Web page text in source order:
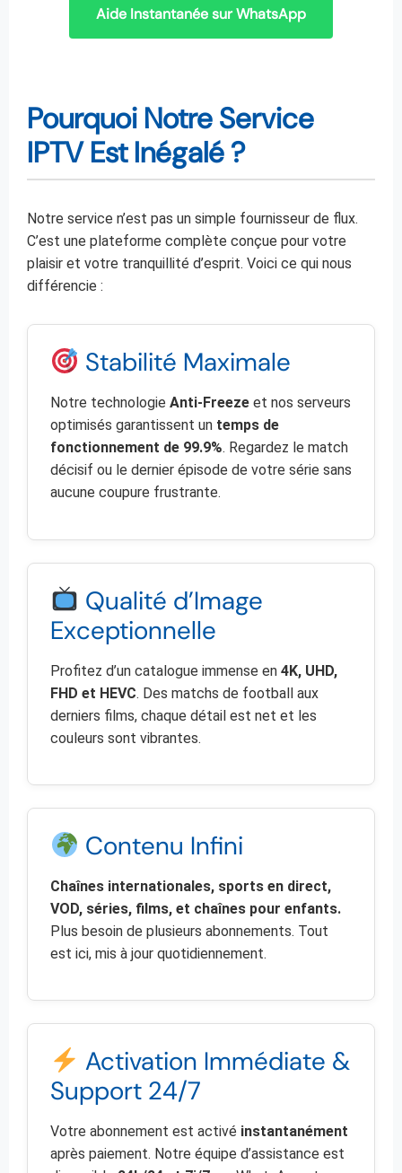
Aide Instantanée sur WhatsApp
Pourquoi Notre Service
IPTV Est Inégalé ?
Notre service n’est pas un simple fournisseur de flux.
C’est une plateforme complète conçue pour votre
plaisir et votre tranquillité d’esprit. Voici ce qui nous
différencie :
Stabilité Maximale
Notre technologie Anti-Freeze et nos serveurs
optimisés garantissent un temps de
fonctionnement de 99.9%. Regardez le match
décisif ou le dernier épisode de votre série sans
aucune coupure frustrante.
Qualité d’Image
Exceptionnelle
Profitez d’un catalogue immense en 4K, UHD,
FHD et HEVC. Des matchs de football aux
derniers films, chaque détail est net et les
couleurs sont vibrantes.
Contenu Infini
Chaînes internationales, sports en direct,
VOD, séries, films, et chaînes pour enfants.
Plus besoin de plusieurs abonnements. Tout
est ici, mis à jour quotidiennement.
Activation Immédiate &
Support 24/7
Votre abonnement est activé instantanément
après paiement. Notre équipe d’assistance est